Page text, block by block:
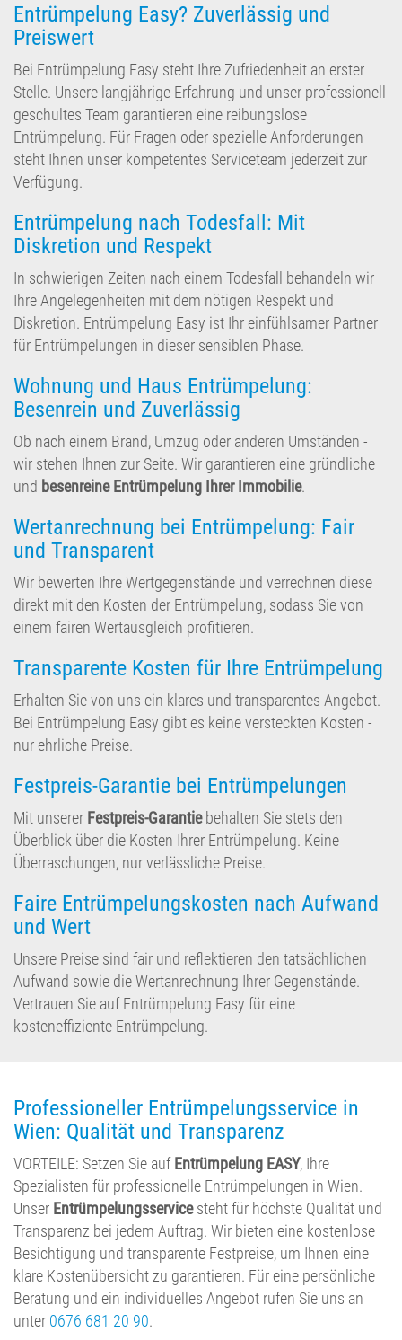
Entrümpelung Easy? Zuverlässig und
Preiswert
Bei Entrümpelung Easy steht Ihre Zufriedenheit an erster
Stelle. Unsere langjährige Erfahrung und unser professionell
geschultes Team garantieren eine reibungslose
Entrümpelung. Für Fragen oder spezielle Anforderungen
steht Ihnen unser kompetentes Serviceteam jederzeit zur
Verfügung.
Entrümpelung nach Todesfall: Mit
Diskretion und Respekt
In schwierigen Zeiten nach einem Todesfall behandeln wir
Ihre Angelegenheiten mit dem nötigen Respekt und
Diskretion. Entrümpelung Easy ist Ihr einfühlsamer Partner
für Entrümpelungen in dieser sensiblen Phase.
Wohnung und Haus Entrümpelung:
Besenrein und Zuverlässig
Ob nach einem Brand, Umzug oder anderen Umständen -
wir stehen Ihnen zur Seite. Wir garantieren eine gründliche
und besenreine Entrümpelung Ihrer Immobilie.
Wertanrechnung bei Entrümpelung: Fair
und Transparent
Wir bewerten Ihre Wertgegenstände und verrechnen diese
direkt mit den Kosten der Entrümpelung, sodass Sie von
einem fairen Wertausgleich profitieren.
Transparente Kosten für Ihre Entrümpelung
Erhalten Sie von uns ein klares und transparentes Angebot.
Bei Entrümpelung Easy gibt es keine versteckten Kosten -
nur ehrliche Preise.
Festpreis-Garantie bei Entrümpelungen
Mit unserer Festpreis-Garantiebehalten Sie stets den
Überblick über die Kosten Ihrer Entrümpelung. Keine
Überraschungen, nur verlässliche Preise.
Faire Entrümpelungskosten nach Aufwand
und Wert
Unsere Preise sind fair und reflektieren den tatsächlichen
Aufwand sowie die Wertanrechnung Ihrer Gegenstände.
Vertrauen Sie auf Entrümpelung Easy für eine
kosteneffiziente Entrümpelung.
Professioneller Entrümpelungsservice in
Wien: Qualität und Transparenz
VORTEILE: Setzen Sie aufEntrümpelung EASY, Ihre
Spezialisten für professionelle Entrümpelungen in Wien.
Unser Entrümpelungsservicesteht für höchste Qualität und
Transparenz bei jedem Auftrag. Wir bieten eine kostenlose
Besichtigung und transparente Festpreise, um Ihnen eine
klare Kostenübersicht zu garantieren. Für eine persönliche
Beratung und ein individuelles Angebot rufen Sie uns an
unter 0676 681 20 90.